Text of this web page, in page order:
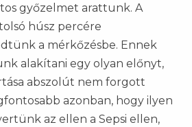
győzelmet arattunk. A
húsz percére
a mérkőzésbe. Ennek
alakítani egy olyan előnyt,
abszolút nem forgott
azonban, hogy ilyen
az ellen a Sepsi ellen,